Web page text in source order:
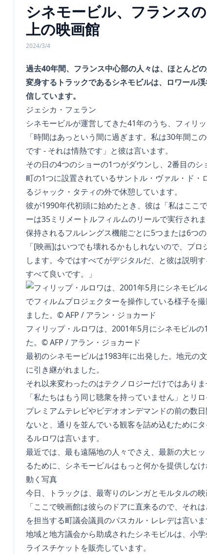
シネモービル、フランス
上の映画館
2024/3/4
過去40年間、フランス中心部の人々は、ほとんど
変身するトラックであるシネモビルは、ロワール
信しています。
ジェシカ・フェラン
シネモービルが運営してきた41年のうち、フィリ
「時間はあっという間に過ぎます。私は30年間
です - それは情熱です」と彼は言います。
その日の4つのショーの1つがダウンし、2番目の
町の1つに設置されているサントル・ヴァル・ド
るジャック・タティの外で休憩しています。
彼が1990年代初頭に始めたとき、彼は「私はここ
ーは35ミリメートルフィルムのリールで実行され
保持されるフルレングス機能ごとに5つまたは6つ
「[映画]はいつでも壊れるかもしれないので、プ
します。今ではすべてがデジタルだ、と彼は説明
すべて良いです。」
フィリップ・ルロワは、2001年5月にシネモビル
た。© AFP / アラン・ジョカード
最初のシネモービルは1983年に出発した。地元の
に引き継がれました。
それ以来変わったのはテクノロジーだけではありま
「私たちはもう同じ聴衆を持っていません」とリ
プレミアムテレビやビデオオンデマンドの前の数
ないと、通りを並んでいる観客を詰め込むために
るルロワは言います。
最近では、最も遠隔地の人々でさえ、最新の大ヒ
るために、シネモービルはもっと何かを提供しなけ
動く写真
今日、トラックは、最寄りのレンガとモルタルの
「ここで映画館は彼らのドアに直来るので、それ
を担当する町議会議員のパスカル・レレデは言いま
地域と地方議会から助成されたシネモビルは、小
ライスチケットを販売しています。